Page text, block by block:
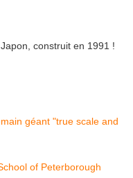
construit en 1991 !
géant "true scale and
of Peterborough